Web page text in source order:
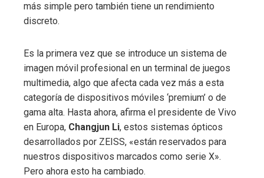
más simple pero también tiene un rendimiento
discreto.
Es la primera vez que se introduce un sistema de
imagen móvil profesional en un terminal de juegos
multimedia, algo que afecta cada vez más a esta
categoría de dispositivos móviles ‘premium’ o de
gama alta. Hasta ahora, afirma el presidente de Vivo
en Europa, Changjun Li, estos sistemas ópticos
desarrollados por ZEISS, «están reservados para
nuestros dispositivos marcados como serie X».
Pero ahora esto ha cambiado.